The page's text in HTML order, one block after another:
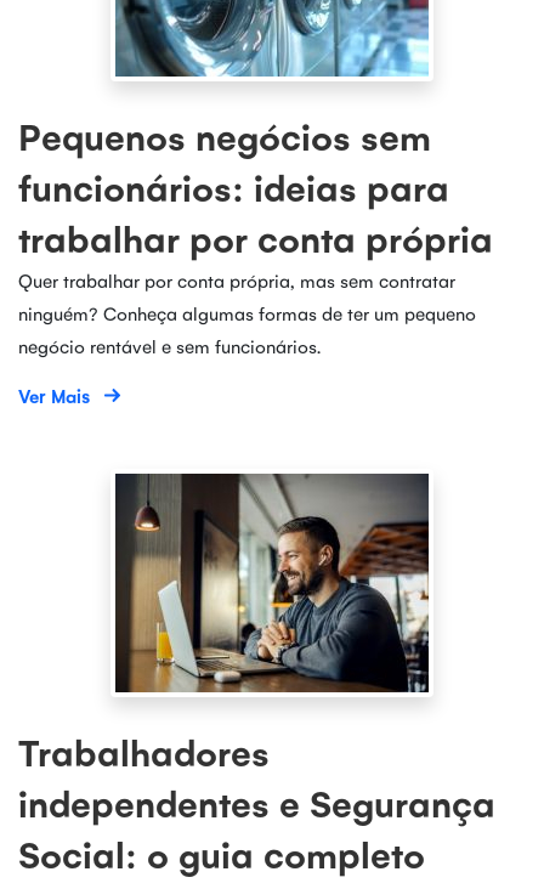
Pequenos negócios sem
funcionários: ideias para
trabalhar por conta própria
Quer trabalhar por conta própria, mas sem contratar
ninguém? Conheça algumas formas de ter um pequeno
negócio rentável e sem funcionários.
Ver Mais
Trabalhadores
independentes e Segurança
Social: o guia completo